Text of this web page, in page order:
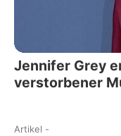
Jennifer Grey
verstorbener
Artikel -